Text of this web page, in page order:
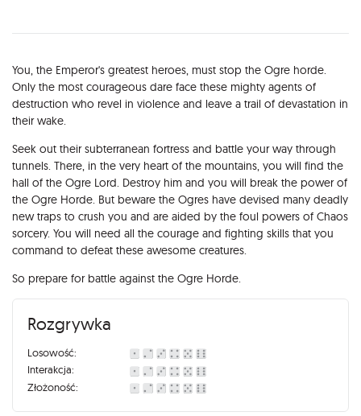
Opis
You, the Emperor's greatest heroes, must stop the Ogre horde.
Only the most courageous dare face these mighty agents of
destruction who revel in violence and leave a trail of devastation in
their wake.
Seek out their subterranean fortress and battle your way through
tunnels. There, in the very heart of the mountains, you will find the
hall of the Ogre Lord. Destroy him and you will break the power of
the Ogre Horde. But beware the Ogres have devised many deadly
new traps to crush you and are aided by the foul powers of Chaos
sorcery. You will need all the courage and fighting skills that you
command to defeat these awesome creatures.
So prepare for battle against the Ogre Horde.
Rozgrywka
Losowość:
Interakcja:
Złożoność: